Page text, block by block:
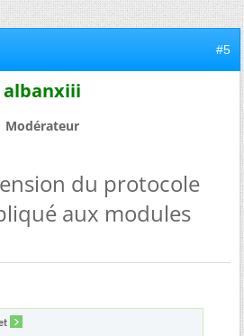
#5
albanxiii
Modérateur
du protocole
aux modules